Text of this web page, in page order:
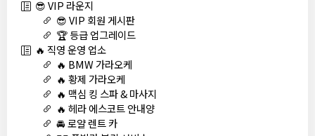
😎 VIP 라운지
😎 VIP 회원 게시판
🏆 등급 업그레이드
🔥 직영 운영 업소
🔥 BMW 가라오케
🔥 황제 가라오케
🔥 맥심 킹 스파 & 마사지
🔥 헤라 에스코트 안내양
🚘 로얄 렌트 카